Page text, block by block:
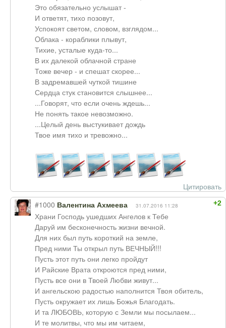
Это обязательно услышат -
И ответят, тихо позовут,
Успокоят светом, словом, взглядом...
Oблака - кораблики плывут,
Тихие, усталые куда-то...
В их далекой облачной стране
Тоже вечер - и спешат скорее...
В задремавшей чуткой тишине
Сердца стук становится слышнее...
...Говорят, что если очень ждешь...
Не понять такое невозможно.
...Целый день выстукивает дождь
Твое имя тихо и тревожно...
Цитировать
+2
#1000 Валентина Ахмеева 31.07.2016 11:28
Храни Господь ушедших Ангелов к Тебе
Даруй им бесконечность жизни вечной.
Для них был путь короткий на земле,
Пред ними Ты открыл путь ВЕЧНЫЙ!!!
Пусть этот путь они легко пройдут
И Райские Врата откроются пред ними,
Пусть все они в Твоей Любви живут...
И ангельскою радостью наполнится Твоя обитель,
Пусть окружает их лишь Божья Благодать.
И та ЛЮБОВЬ, которую с Земли мы посылаем...
И те молитвы, что мы им читаем,